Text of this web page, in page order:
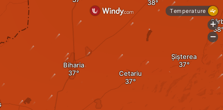
Biharia
Cetariu
Șișterea
Temperature
+
-